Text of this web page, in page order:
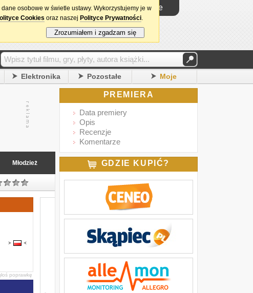
Logowanie
Elektronika Pozostałe Moje
Młodzież
poprawkę
PREMIERA
Data premiery
Opis
Recenzje
Komentarze
GDZIE KUPIĆ?
osobowe w świetle ustawy. Wykorzystujemy je w
Cookies oraz naszej Polityce Prywatności.
Zrozumiałem i zgadzam się